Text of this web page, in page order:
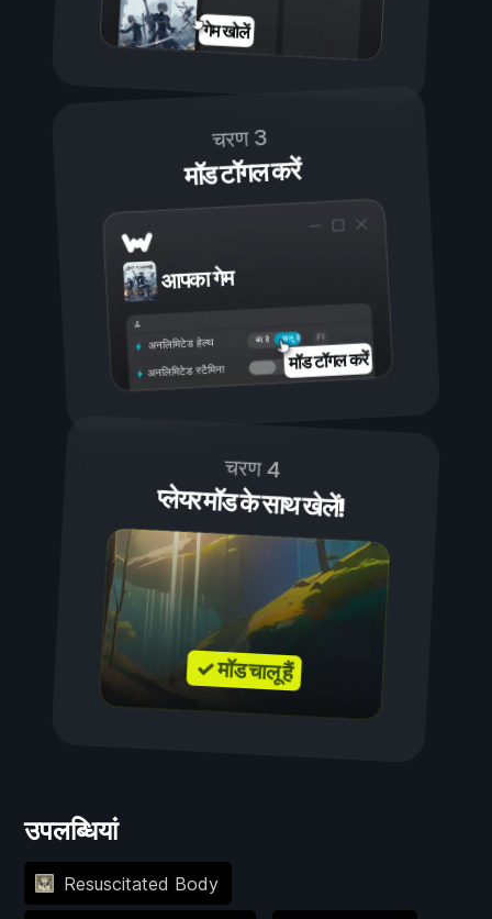
गेम खोलें
चरण 3
मॉड टॉगल करें
आपका गेम
चालू है
बंद है
अनलिमिटेड हेल्थ
अनलिमिटेड स्टैमिना मॉड टॉगल करें
चरण 4
प्लेयर मॉड के साथ खेलें!
✓ मॉड चालू हैं
उपलब्धियां
Resuscitated Body